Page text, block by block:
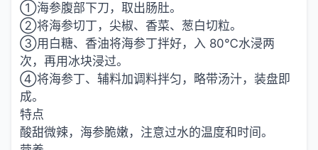
①海参腹部下刀，取出肠肚。
②将海参切丁，尖椒、香菜、葱白切粒。
③用白糖、香油将海参丁拌好，入 80℃水浸两
次，再用冰块浸过。
④将海参丁、辅料加调料拌匀，略带汤汁，装盘即
成。
特点
酸甜微辣，海参脆嫩，注意过水的温度和时间。